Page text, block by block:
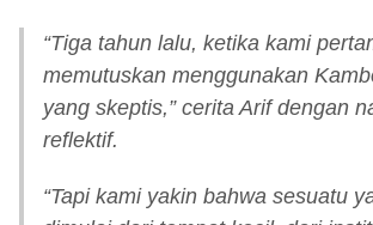
“Tiga tahun lalu, ketika kami
memutuskan menggunakan
yang skeptis,” cerita Arif dengan
reflektif.
“Tapi kami yakin bahwa sesuatu